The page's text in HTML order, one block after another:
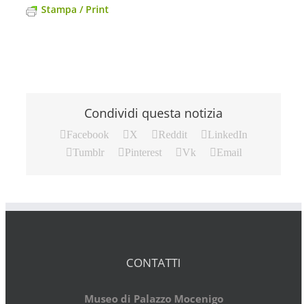
Stampa / Print
Condividi questa notizia
Facebook X Reddit
LinkedIn
Tumblr
Pinterest Vk Email
CONTATTI
Museo di Palazzo Mocenigo